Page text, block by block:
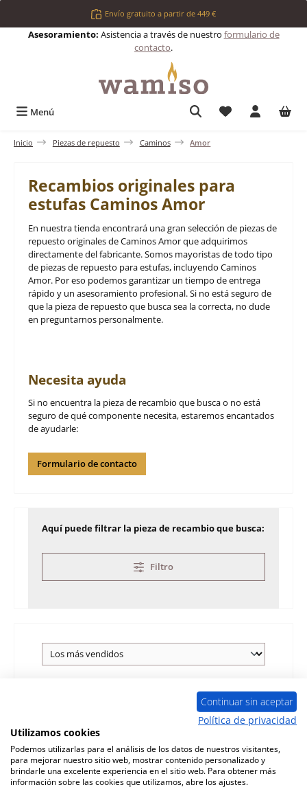
Saltar al contenido principalEnvío gratuito a partir de 449 €
Asesoramiento: Asistencia a través de nuestro formulario de
contacto.
Menú Tienes 0
Inicio Piezas de repuesto Caminos Amor
Recambios originales para
estufas Caminos Amor
En nuestra tienda encontrará una gran selección de piezas de
repuesto originales de Caminos Amor que adquirimos
directamente del fabricante. Somos mayoristas de todo tipo
de piezas de repuesto para estufas, incluyendo Caminos
Amor. Por eso podemos garantizar un tiempo de entrega
rápido y un asesoramiento profesional. Si no está seguro de
que la pieza de repuesto que busca sea la correcta, no dude
en preguntarnos personalmente.
Necesita ayuda
Si no encuentra la pieza de recambio que busca o no está
seguro de qué componente necesita, estaremos encantados
de ayudarle:
Formulario de contacto
Aquí puede filtrar la pieza de recambio que busca:
Filtro
Continuar sin aceptar
Política de privacidad
Utilizamos cookies
Podemos utilizarlas para el análisis de los datos de nuestros visitantes,
para mejorar nuestro sitio web, mostrar contenido personalizado y
brindarle una excelente experiencia en el sitio web. Para obtener más
información sobre las cookies que utilizamos, abre los ajustes.